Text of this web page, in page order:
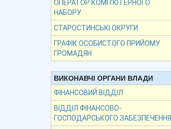
ОПЕРАТОР КОМП’ЮТЕРНОГО
НАБОРУ
СТАРОСТИНСЬКІ ОКРУГИ
ГРАФІК ОСОБИСТОГО ПРИЙОМУ
ГРОМАДЯН
ВИКОНАВЧІ ОРГАНИ ВЛАДИ
ФІНАНСОВИЙ ВІДДІЛ
ВІДДІЛ ФІНАНСОВО-
ГОСПОДАРСЬКОГО ЗАБЕЗПЕЧЕННЯ